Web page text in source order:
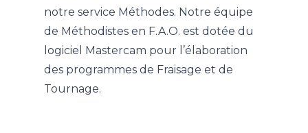
notre service Méthodes. Notre équipe
de Méthodistes en F.A.O. est dotée du
logiciel Mastercam pour l’élaboration
des programmes de Fraisage et de
Tournage.